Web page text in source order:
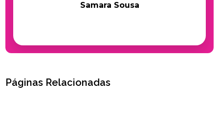
Samara Sousa
Páginas Relacionadas